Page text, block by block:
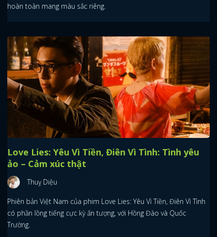
hoàn toàn mang màu sắc riêng.
Love Lies: Yêu Vì Tiền, Điên Vì Tình: Tình yêu
ảo – Cảm xúc thật
Thuỵ Diệu
Phiên bản Việt Nam của phim Love Lies: Yêu Vì Tiền, Điên Vì Tình
có phần lồng tiếng cực kỳ ấn tượng, với Hồng Đào và Quốc
Trường.